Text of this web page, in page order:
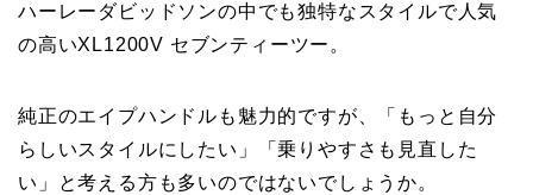
ハーレーダビッドソンの中でも独特なスタイルで人気
の高いXL1200V セブンティーツー。
純正のエイプハンドルも魅力的ですが、「もっと自分
らしいスタイルにしたい」「乗りやすさも見直した
い」と考える方も多いのではないでしょうか。